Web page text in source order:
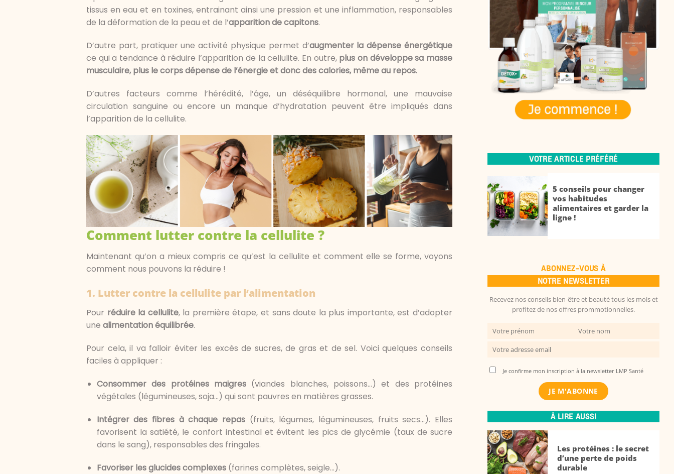
tissus en eau et en toxines, entrainant ainsi une pression et une inflammation, responsables
de la déformation de la peau et de l’apparition de capitons.
D’autre part, pratiquer une activité physique permet d’augmenter la dépense énergétique
ce qui a tendance à réduire l’apparition de la cellulite. En outre, plus on développe sa masse
musculaire, plus le corps dépense de l’énergie et donc des calories, même au repos.
D’autres facteurs comme l’hérédité, l’âge, un déséquilibre hormonal, une mauvaise
circulation sanguine ou encore un manque d’hydratation peuvent être impliqués dans
l’apparition de la cellulite.
Comment lutter contre la cellulite ?
Maintenant qu’on a mieux compris ce qu’est la cellulite et comment elle se forme, voyons
comment nous pouvons la réduire !
1. Lutter contre la cellulite par l’alimentation
Pour réduire la cellulite, la première étape, et sans doute la plus importante, est d’adopter
une alimentation équilibrée.
Pour cela, il va falloir éviter les excès de sucres, de gras et de sel. Voici quelques conseils
faciles à appliquer :
Consommer des protéines maigres(viandes blanches, poissons…) et des protéines
végétales (légumineuses, soja…) qui sont pauvres en matières grasses.
Intégrer des fibres à chaque repas (fruits, légumes, légumineuses, fruits secs…). Elles
favorisent la satiété, le confort intestinal et évitent les pics de glycémie (taux de sucre
dans le sang), responsables des fringales.
Favoriser les glucides complexes(farines complètes, seigle…).
VOTRE ARTICLE PRÉFÉRÉ
5 conseils pour changer
vos habitudes
alimentaires et garder la
ligne !
ABONNEZ-VOUS À
NOTRE NEWSLETTER
Recevez nos conseils bien-être et beauté tous les mois et
profitez de nos offres prommotionnelles.
Je confirme mon inscription à la newsletter LMP Santé
À LIRE AUSSI
Les protéines : le secret
d’une perte de poids
durable